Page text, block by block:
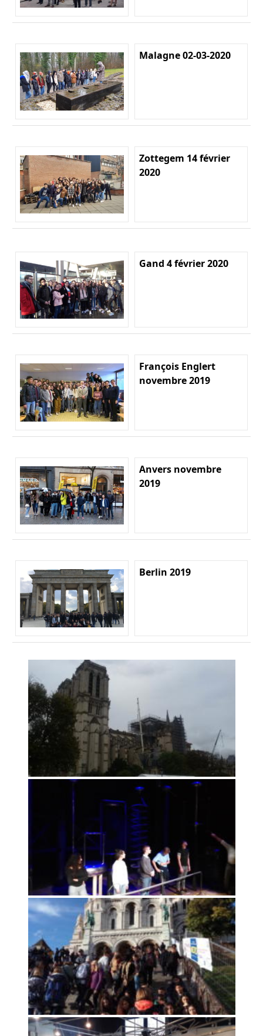
Malagne 02-03-2020
Zottegem 14 février
2020
Gand 4 février 2020
François Englert
novembre 2019
Anvers novembre
2019
Berlin 2019